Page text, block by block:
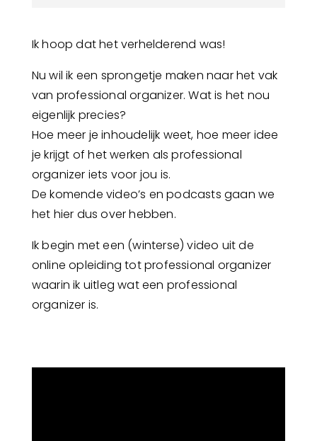
Ik hoop dat het verhelderend was!
Nu wil ik een sprongetje maken naar het vak
van professional organizer. Wat is het nou
eigenlijk precies?
Hoe meer je inhoudelijk weet, hoe meer idee
je krijgt of het werken als professional
organizer iets voor jou is.
De komende video’s en podcasts gaan we
het hier dus over hebben.
Ik begin met een (winterse) video uit de
online opleiding tot professional organizer
waarin ik uitleg wat een professional
organizer is.